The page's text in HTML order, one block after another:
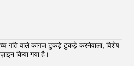
गति वाले कागज टुकड़े टुकड़े करनेवाला, विशेष
किया गया है।